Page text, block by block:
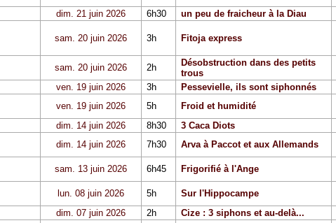
dim. 21 juin 2026 6h30 un peu de fraicheur à la Diau
sam. 20 juin 2026 3h Fitoja express
sam. 20 juin 2026 2h
Désobstruction dans des petits
trous
ven. 19 juin 2026 3h Pessevielle, ils sont siphonnés
ven. 19 juin 2026 5h Froid et humidité
dim. 14 juin 2026 8h30 3 Caca Diots
dim. 14 juin 2026 7h30 Arva à Paccot et aux Allemands
sam. 13 juin 2026 6h45 Frigorifié à l'Ange
lun. 08 juin 2026 5h Sur l'Hippocampe
dim. 07 juin 2026 2h Cize : 3 siphons et au-delà...